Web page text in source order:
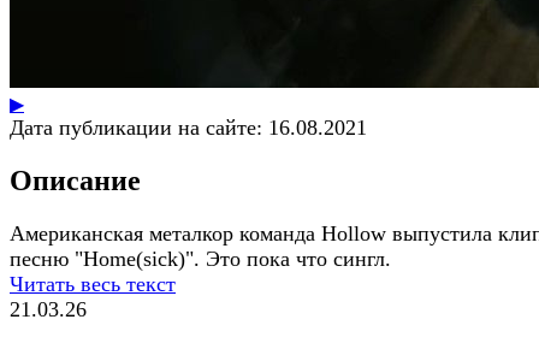
▶
Дата публикации на сайте: 16.08.2021
Описание
Американская металкор команда Hollow выпустила
песню "Home(sick)". Это пока что сингл.
Читать весь текст
21.03.26